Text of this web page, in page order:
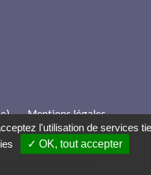
- Mentions légales -
Contactl'utilisation de services
✓ OK, tout accepter